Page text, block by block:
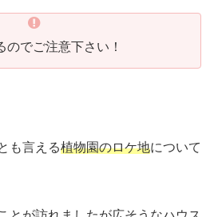
のでご注意下さい！
も言える植物園のロケ地について